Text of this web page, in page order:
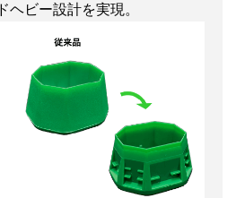
ヘビー設計を実現。